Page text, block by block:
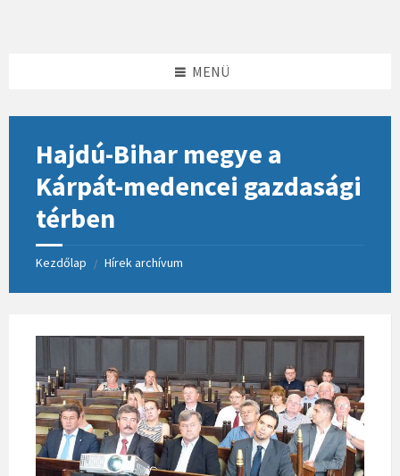
MENÜ
Hajdú-Bihar megye a
Kárpát-medencei gazdasági
térben
Kezdőlap / Hírek archívum